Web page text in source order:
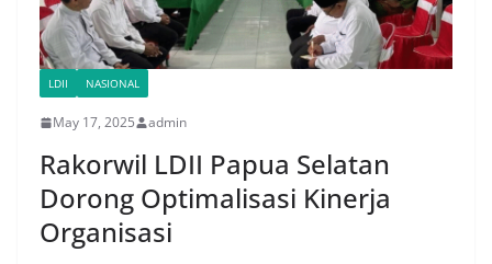
LDII NASIONAL
May 17, 2025 admin
Rakorwil LDII Papua Selatan
Dorong Optimalisasi Kinerja
Organisasi